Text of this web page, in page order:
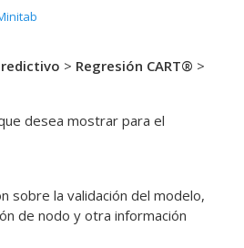
> Regresión CART® >
desea mostrar para el
sobre la validación del modelo,
de nodo y otra información